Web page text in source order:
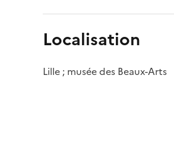
Localisation
Lille ; musée des Beaux-Arts